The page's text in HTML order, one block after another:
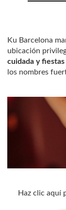
Ku Barcelona
ubicación
cuidada y
los nombres
Haz clic aquí